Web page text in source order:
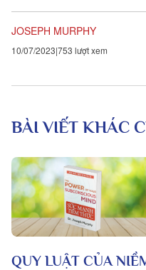
JOSEPH MURPHY
10/07/2023 753 lượt xem
BÀI VIẾT KHÁC
QUY LUẬT CỦA